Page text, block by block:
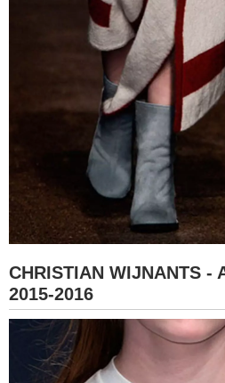
CHRISTIAN WIJNANTS -
2015-2016